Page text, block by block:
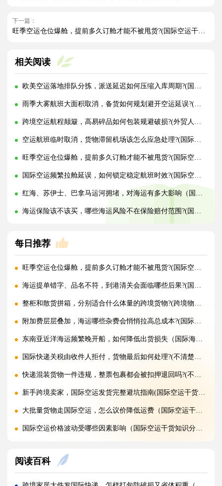
下一篇：
旺季空运仓位爆舱，提前多久订舱才能不被甩货?(国际空运干货知识分享)
相关阅读
欧美空运落地排队分拣，派送延迟如何压缩入库周期?(国际空运干货知识分享)
雨季大雾航班大面积取消，备货如何规划避开空运延误?(国际空运干货知识分享)
跨境空运航程颠簸，高易碎品如何包装规避破损?(外贸人必看篇)
空运航班临时取消，货物滞留机场该怎么应急处理?(国际空运干货知识分享)
旺季空运仓位爆舱，提前多久订舱才能不被甩货?(国际空运干货知识分享)
国际空运频繁拉舱延误，如何锁定稳定航班时效?(国际空运干货知识分享)
红海、苏伊士、巴拿马运河拥堵，对海运有多大影响（国际海运干货知识分享）
海运保险该不该买，哪些海运风险不在保险赔付范围?(国际海运干货知识分享)
每日推荐
旺季空运仓位爆舱，提前多久订舱才能不被甩货?(国际空运干货知识分享)
海运提单错字、品名不符，到港清关会面临哪些后果?(国际海运干货知识分享)
整柜和散货拼箱，分别适合什么体量的跨境货物?(跨境物流干货知识分享)
附加费层层叠加，海运哪些杂费会悄悄拉高总成本?(国际海运干货知识分享)
东南亚近洋海运频繁晚开船，如何降低出货损失（国际海运干货知识分享）
国际快递关税由收件人拒付，货物最后如何处理?(不清楚的外贸人看过来)
快递混装货物一件违规，整票包裹都会被扣押退回吗?(不清楚的外贸人看过来)
新手跨境卖家，国际空运发货完整避坑指南(国际空运干货知识分享)
大批量货物走国际空运，怎么议价降低运费（国际空运干货知识分享）
国际空运价格波动受哪些因素影响（国际空运干货知识分享）
美东和美西 FBA 仓库，空运航线怎么规划更划算?(国际空运干货知识分享)
欧洲 FBA 空运，IOSS 和 VAT 该如何合规申报（国际空运干货知识分享）
阅读百科